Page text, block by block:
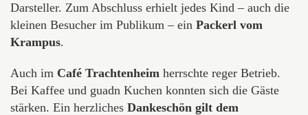
Darsteller. Zum Abschluss erhielt jedes Kind – auch die
kleinen Besucher im Publikum – ein Packerl vom
Krampus.
Auch im Café Trachtenheim herrschte reger Betrieb.
Bei Kaffee und guadn Kuchen konnten sich die Gäste
stärken. Ein herzliches Dankeschön gilt dem